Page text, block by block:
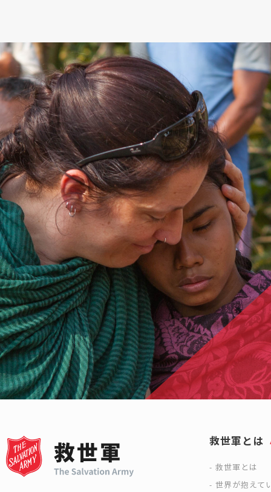
救世軍とは
救世軍とは
世界が抱えて